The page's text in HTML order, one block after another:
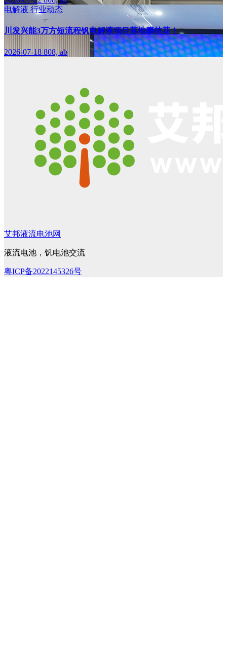
电解液 行业动态
川发兴能3万方短流程钒电解液项目落地攀枝花！
2026-07-18 808, ab
艾邦液流电池网
液流电池，钒电池交流
粤ICP备2022145326号